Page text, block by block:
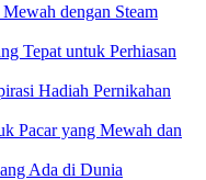
dengan Steam
Tepat untuk Perhiasan
Hadiah Pernikahan
Pacar yang Mewah dan
Ada di Dunia